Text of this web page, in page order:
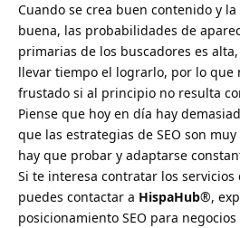
Cuando se crea buen contenido y
buena, las probabilidades de
primarias de los buscadores es
llevar tiempo el lograrlo, por lo que
frustado si al principio no resulta
Piense que hoy en día hay
que las estrategias de SEO son
hay que probar y adaptarse
Si te interesa contratar los servicios
puedes contactar a HispaHub®,
posicionamiento SEO para